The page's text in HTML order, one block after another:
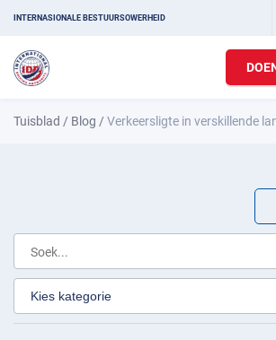
INTERNASIONALE BESTUURSOWERHEID
Tuisblad / Blog /Verkeersligte in verskillende